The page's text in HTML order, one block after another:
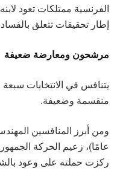
الفرنسية ممتلكات تعود
إطار تحقيقات تتعلق
مرشحون ومعارضة ضعيفة
يتنافس في الانتخابات
منقسمة وضعيفة.
عامًا)، زعيم الحركة
ركزت حملته على وعود